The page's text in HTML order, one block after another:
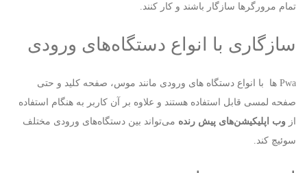
تمام مرورگرها سازگار باشند و کار کنند.
سازگاری با انواع دستگاه‌های ورودی
Pwa ها با انواع دستگاه های ورودی مانند موس، صفحه کلید و حتی
صفحه لمسی قابل استفاده هستند و علاوه بر آن کاربر به هنگام استفاده
از وب اپلیکیشن‌های پیش رنده می‌تواند بین دستگاه‌های ورودی مختلف
سوئیچ کند.